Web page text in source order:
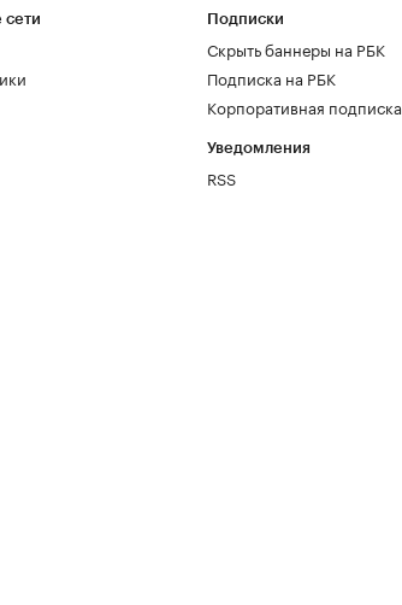
Подписки
Скрыть баннеры на РБК
Подписка на РБК
Корпоративная подписка
Уведомления
RSS